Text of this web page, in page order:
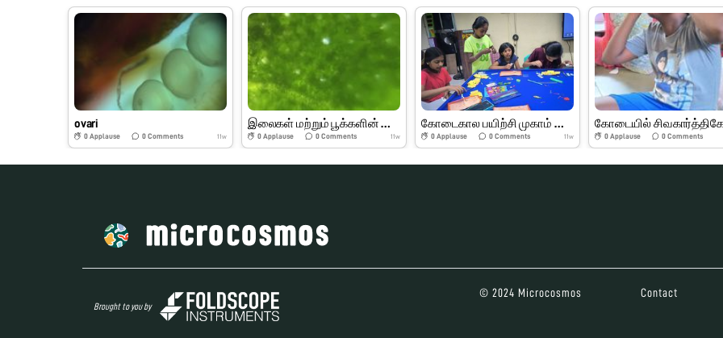
ovari
0 Applause 0Comments 11w
இலைகள் மற்றும் பூக்களின் பாகங்கள்
0 Applause 0Comments 11w
கோடைகால பயிற்சி முகாம் பெரியார் அறிவியல் மையம்
0 Applause 0Comments 11w 0 Applause 0 Comments
Brought to you by
© 2024 Microcosmos Contact